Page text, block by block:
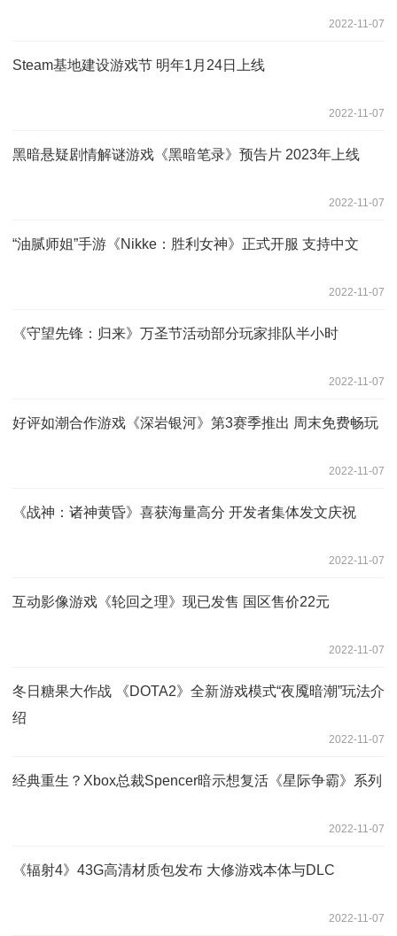
2022-11-07
Steam基地建设游戏节 明年1月24日上线
2022-11-07
黑暗悬疑剧情解谜游戏《黑暗笔录》预告片 2023年上线
2022-11-07
“油腻师姐”手游《Nikke：胜利女神》正式开服 支持中文
2022-11-07
《守望先锋：归来》万圣节活动部分玩家排队半小时
2022-11-07
好评如潮合作游戏《深岩银河》第3赛季推出 周末免费畅玩
2022-11-07
《战神：诸神黄昏》喜获海量高分 开发者集体发文庆祝
2022-11-07
互动影像游戏《轮回之理》现已发售 国区售价22元
2022-11-07
冬日糖果大作战 《DOTA2》全新游戏模式“夜魇暗潮”玩法介
绍
2022-11-07
经典重生？Xbox总裁Spencer暗示想复活《星际争霸》系列
2022-11-07
《辐射4》43G高清材质包发布 大修游戏本体与DLC
2022-11-07